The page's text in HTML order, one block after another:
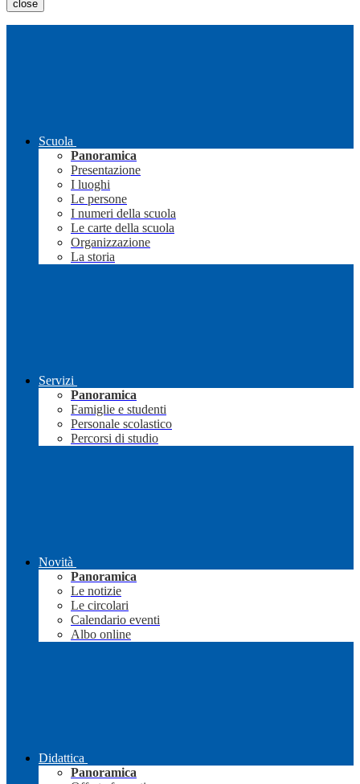
close
Scuola
Panoramica
Presentazione
I luoghi
Le persone
I numeri della scuola
Le carte della scuola
Organizzazione
La storia
Servizi
Panoramica
Famiglie e studenti
Personale scolastico
Percorsi di studio
Novità
Panoramica
Le notizie
Le circolari
Calendario eventi
Albo online
Didattica
Panoramica